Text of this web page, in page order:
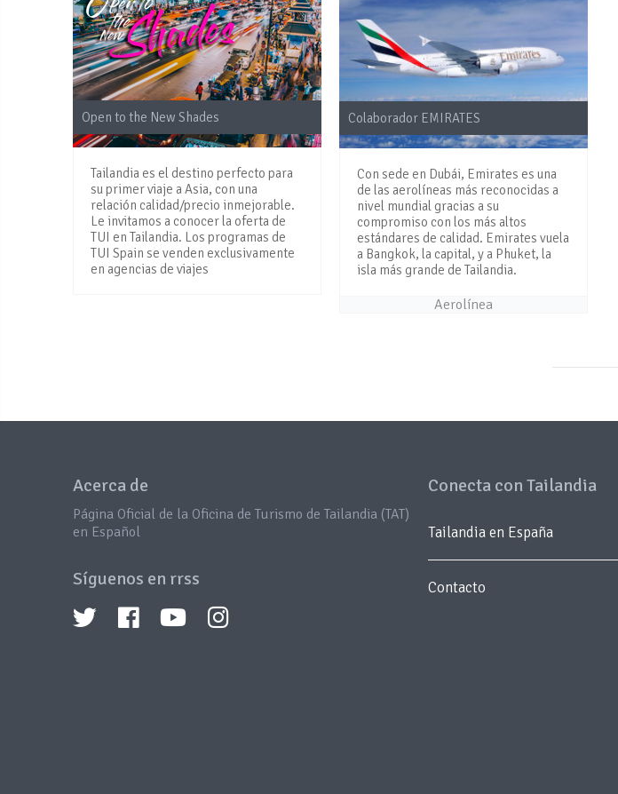
Open to the New Shades
Tailandia es el destino perfecto para
su primer viaje a Asia, con una
relación calidad/precio inmejorable.
Le invitamos a conocer la oferta de
TUI en Tailandia. Los programas de
TUI Spain se venden exclusivamente
en agencias de viajes
Colaborador EMIRATES
Con sede en Dubái, Emirates es una
de las aerolíneas más reconocidas a
nivel mundial gracias a su
compromiso con los más altos
estándares de calidad. Emirates vuela
a Bangkok, la capital, y a Phuket, la
isla más grande de Tailandia.
Aerolínea
Acerca de
Página Oficial de la Oficina de Turismo de Tailandia (TAT)
en Español
Síguenos en rrss
Conecta con Tailandia
Tailandia en España
Contacto